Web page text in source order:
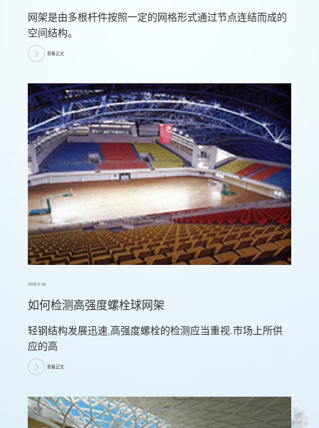
网架是由多根杆件按照一定的网格形式通过节点连结而成的
空间结构。
查看正文
2018-5-16
如何检测高强度螺栓球网架
轻钢结构发展迅速,高强度螺栓的检测应当重视.市场上所供
应的高
查看正文